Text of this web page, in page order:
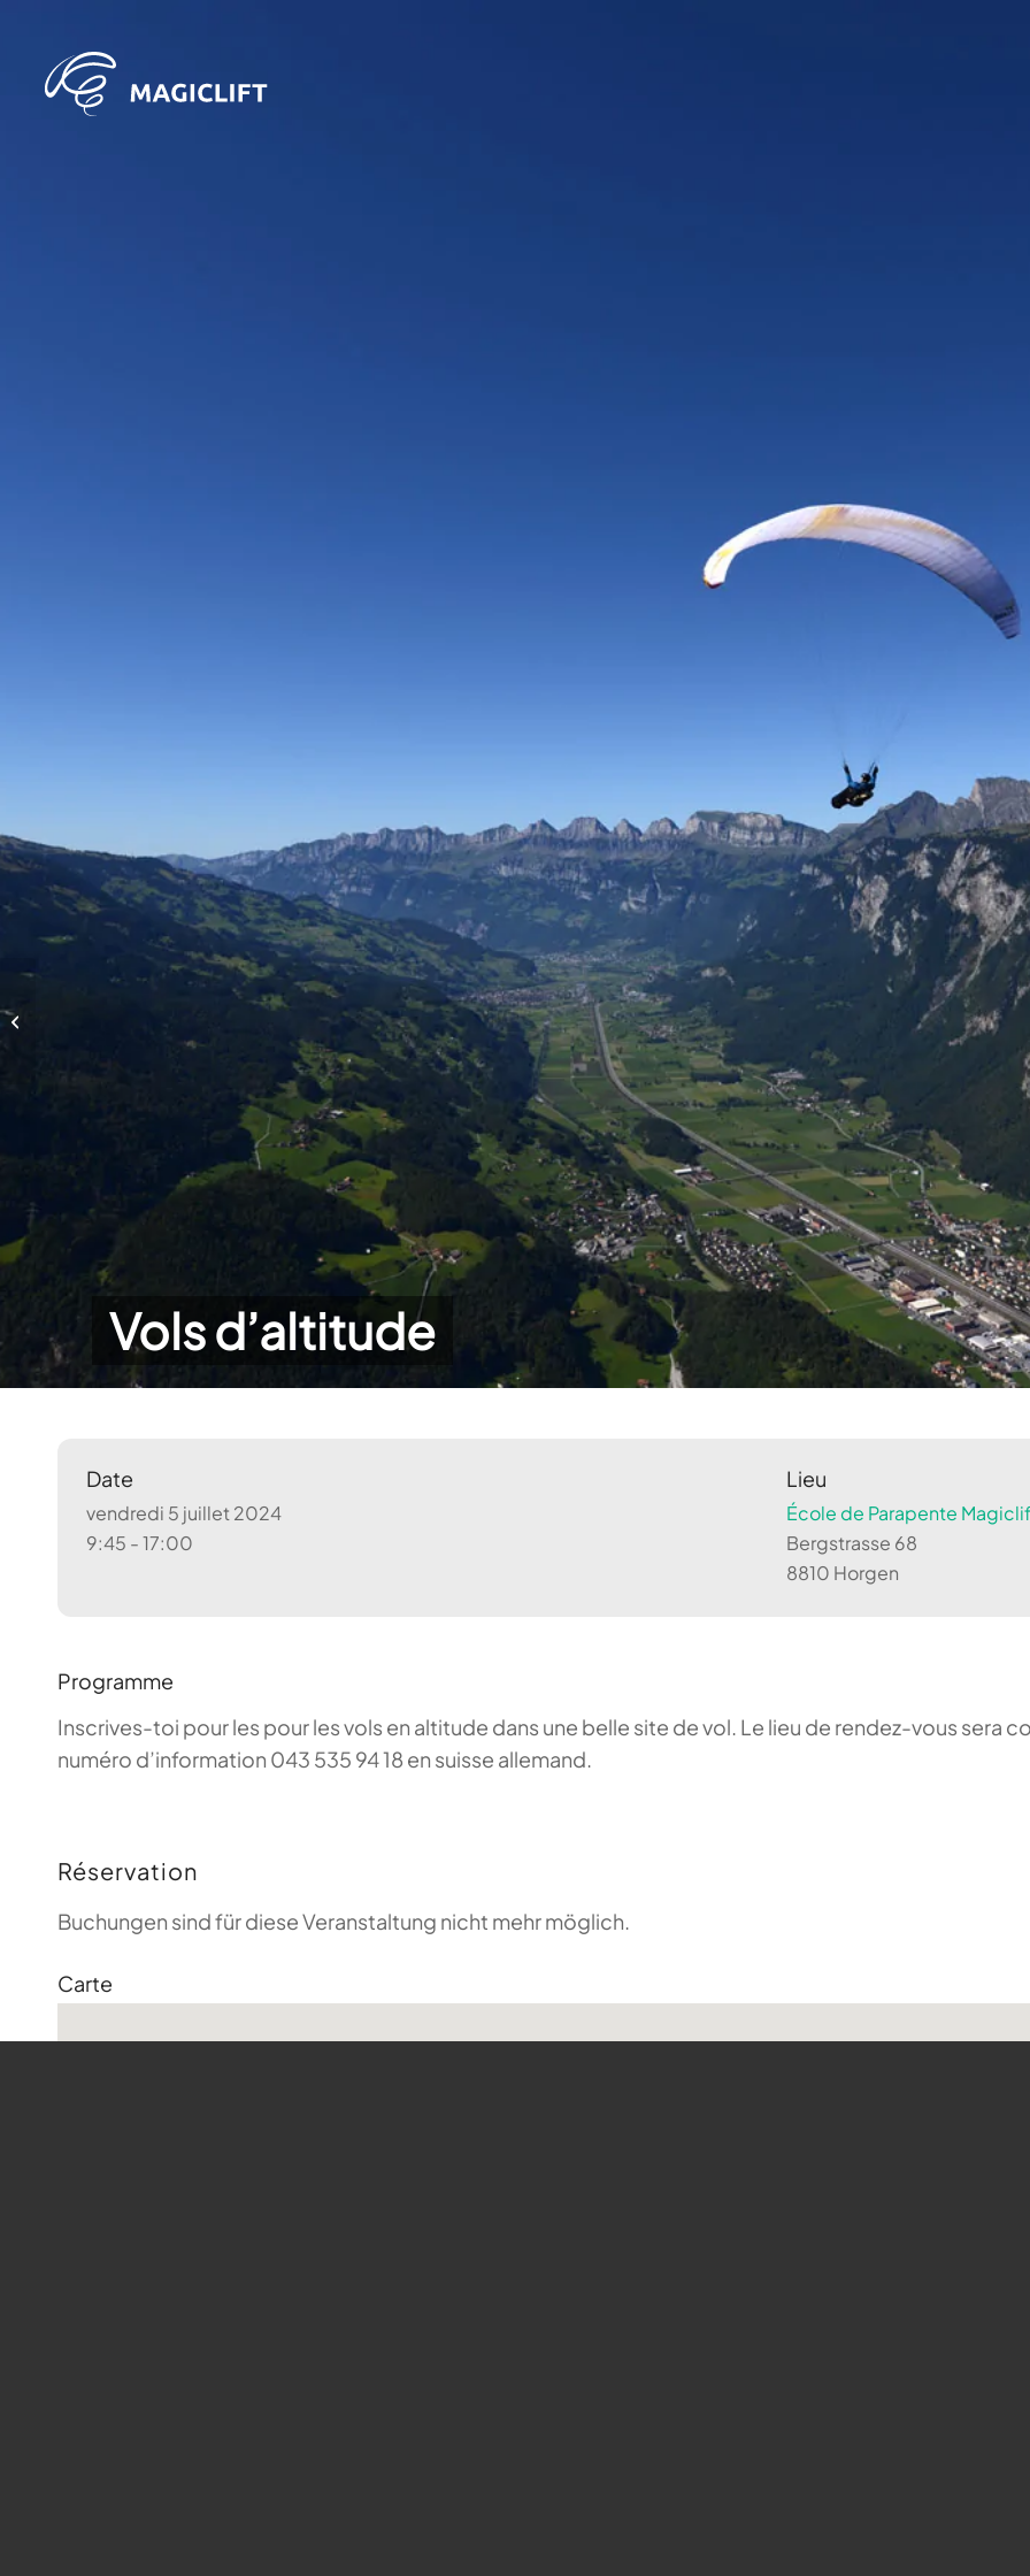
Vols d’altitude
Date
vendredi 5 juillet 2024
9:45 - 17:00
Lieu
École de Parapente
Bergstrasse 68
8810 Horgen
Programme
Inscrives-toi pour les pour les vols en altitude dans une belle site de vol. Le lieu de rendez-vous sera
numéro d’information 043 535 94 18 en suisse allemand.
Réservation
Buchungen sind für diese Veranstaltung nicht mehr möglich.
Carte